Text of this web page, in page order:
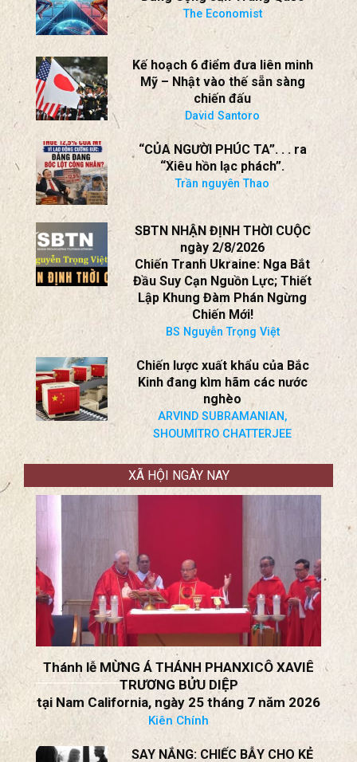
* Chiến Dịch Chống Lừa Đảo Trực
Tuyến Tại Cambodia.
Tại sao AI lại là một rủi ro đối với
Đảng Cộng sản Trung Quốc
The Economist
Kế hoạch 6 điểm đưa liên minh
Mỹ – Nhật vào thế sẵn sàng
chiến đấu
David Santoro
“CỦA NGƯỜI PHÚC TA”. . . ra
“Xiêu hồn lạc phách”.
Trần nguyên Thao
SBTN NHẬN ĐỊNH THỜI CUỘC
ngày 2/8/2026
Chiến Tranh Ukraine: Nga Bắt
Đầu Suy Cạn Nguồn Lực; Thiết
Lập Khung Đàm Phán Ngừng
Chiến Mới!
BS Nguyễn Trọng Việt
Chiến lược xuất khẩu của Bắc
Kinh đang kìm hãm các nước
nghèo
XÃ HỘI NGÀY NAY